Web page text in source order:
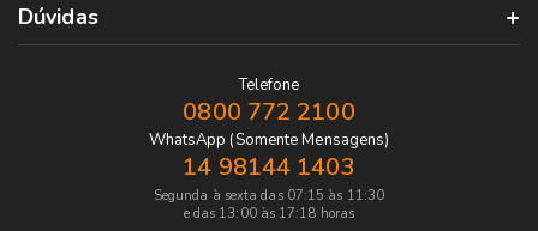
Dúvidas
Telefone
0800 772 2100
WhatsApp (Somente Mensagens)
14 98144 1403
Segunda à sexta das 07:15 às 11:30
e das 13:00 às 17:18 horas